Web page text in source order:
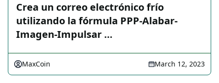
Crea un correo electrónico frío
utilizando la fórmula PPP-Alabar-
Imagen-Impulsar …
MaxCoin March 12, 2023